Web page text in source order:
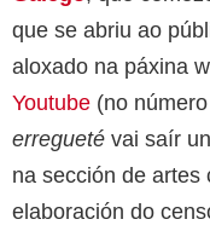
que se abriu ao
aloxado na páxina
Youtube (no
erregueté vai saír
na sección de artes
elaboración do